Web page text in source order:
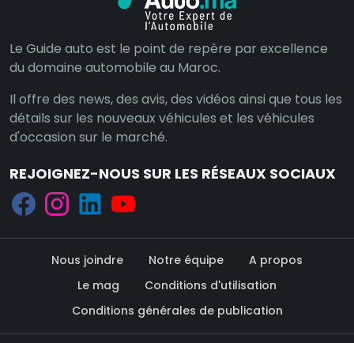
Le Guide auto est le point de repère par excellence
du domaine automobile au Maroc.
Il offre des news, des avis, des vidéos ainsi que tous les
détails sur les nouveaux véhicules et les véhicules
d'occasion sur le marché.
REJOIGNEZ-NOUS SUR LES RÉSEAUX SOCIAUX
Nous joindre Notre équipe
A propos
Le mag
Conditions d'utilisation
Conditions générales de publication